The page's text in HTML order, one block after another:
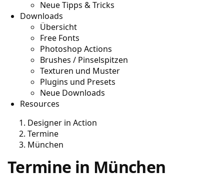
Neue Tipps & Tricks
Downloads
Übersicht
Free Fonts
Photoshop Actions
Brushes / Pinselspitzen
Texturen und Muster
Plugins und Presets
Neue Downloads
Resources
Designer in Action
Termine
München
Termine in München